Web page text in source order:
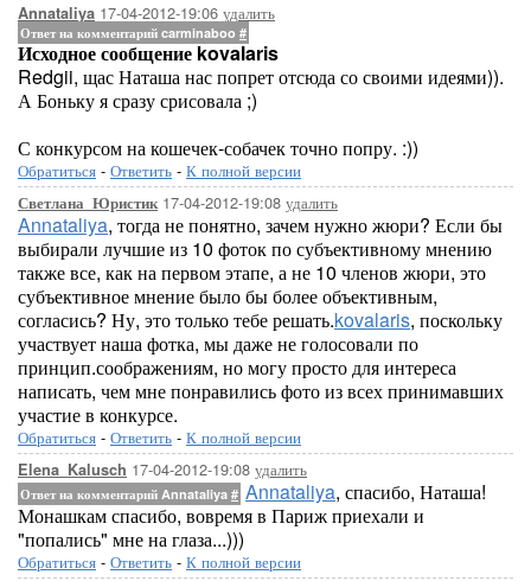
Annataliya 17-04-2012-19:06 удалить
Ответ на комментарий carminaboo #
Исходное сообщение kovalaris
Redgii, щас Наташа нас попрет отсюда со своими идеями)).
А Боньку я сразу срисовала ;)
С конкурсом на кошечек-собачек точно попру. :))
Обратиться - Ответить - К полной версии
Светлана_Юристик17-04-2012-19:08 удалить
Annataliya, тогда не понятно, зачем нужно жюри? Если бы
выбирали лучшие из 10 фоток по субъективному мнению
также все, как на первом этапе, а не 10 членов жюри, это
субъективное мнение было бы более объективным,
согласись? Ну, это только тебе решать.kovalaris, поскольку
участвует наша фотка, мы даже не голосовали по
принцип.соображениям, но могу просто для интереса
написать, чем мне понравились фото из всех принимавших
участие в конкурсе.
Обратиться - Ответить - К полной версии
Elena_Kalusch 17-04-2012-19:08 удалить
Ответ на комментарий Annataliya # Annataliya, спасибо, Наташа!
Монашкам спасибо, вовремя в Париж приехали и
"попались" мне на глаза...)))
Обратиться - Ответить - К полной версии